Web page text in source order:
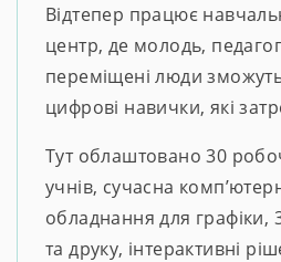
Відтепер працює
центр, де молодь,
переміщені люди
цифрові навички, які
Тут облаштовано 30
учнів, сучасна
обладнання для
та друку, інтерактивні